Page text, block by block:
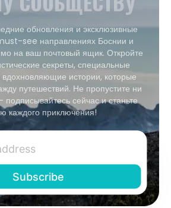
обновления и эксклюзивные
see направлениях Боснии и
на ваш почтовый ящик. Откройте
секреты, специальные
истории, которые
путешествий. Не пропустите ни
подписывайтесь сейчас и станьте
каждого приключения!